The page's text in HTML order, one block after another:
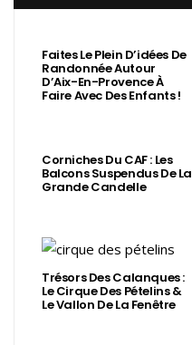
Faites Le Plein D’idées De
Randonnée Autour
D’Aix-En-Provence À
Faire Avec Des Enfants !
Corniches Du CAF : Les
Balcons Suspendus De La
Grande Candelle
Trésors Des Calanques :
Le Cirque Des Pételins &
Le Vallon De La Fenêtre